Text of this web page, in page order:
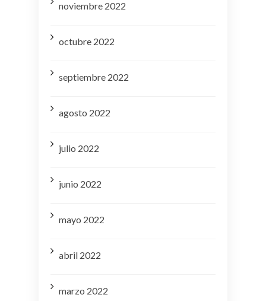
noviembre 2022
octubre 2022
septiembre 2022
agosto 2022
julio 2022
junio 2022
mayo 2022
abril 2022
marzo 2022